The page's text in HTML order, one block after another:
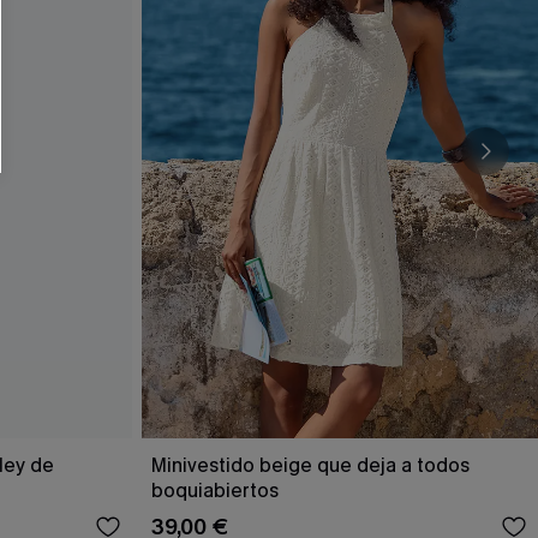
de
Minivestido beige que deja a todos
boquiabiertos
39,00 €
formulario, usted acepta nuestros
, y además acepta recibir correos
de Cupshe en cualquier momento del
y ofertas adaptados a su perfil.